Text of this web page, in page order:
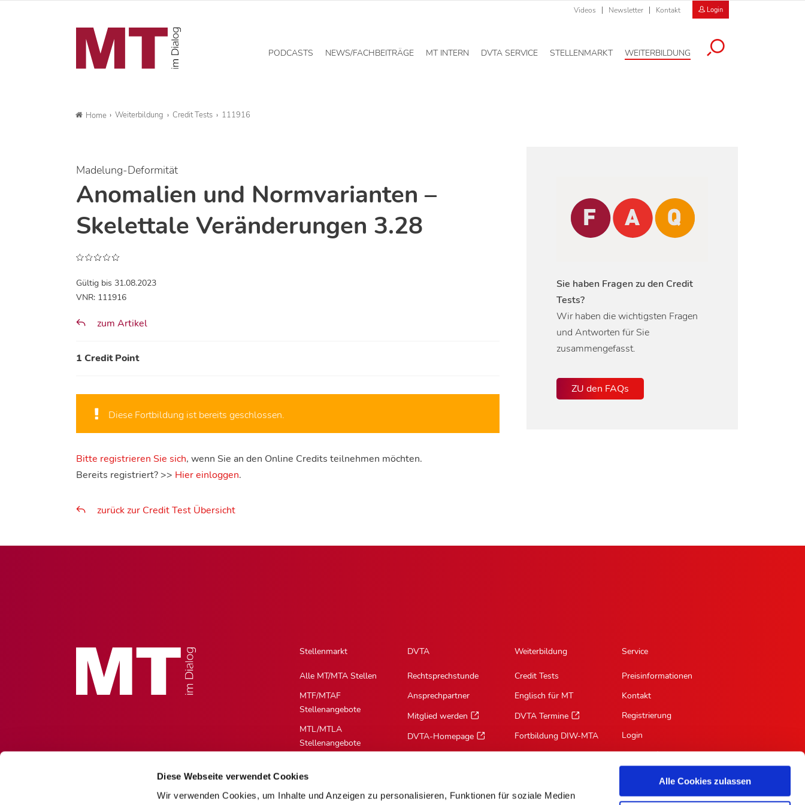
Diese Webseite verwendet Cookies
Wir verwenden Cookies, um Inhalte und Anzeigen zu personalisieren, Funktionen für soziale Medien
Alle Cookies zulassen
Videos Newsletter Kontakt Login
PODCASTS NEWS/FACHBEITRÄGE MT INTERN DVTA SERVICE STELLENMARKT WEITERBILDUNG
Home Weiterbildung Credit Tests 111916
Madelung-Deformität
Anomalien und Normvarianten –
Skelettale Veränderungen 3.28
Gültig bis 31.08.2023
VNR: 111916
zum Artikel
1 Credit Point
Diese Fortbildung ist bereits geschlossen.
Bitte registrieren Sie sich, wenn Sie an den Online Credits teilnehmen möchten.
Bereits registriert? >> Hier einloggen.
zurück zur Credit Test Übersicht
Sie haben Fragen zu den Credit
Tests?
Wir haben die wichtigsten Fragen
und Antworten für Sie
zusammengefasst.
ZU den FAQs
Stellenmarkt
Alle MT/MTA Stellen
MTF/MTAF
Stellenangebote
MTL/MTLA
Stellenangebote
Stellenangebote
MTV/VMTA
DVTA
Rechtsprechstunde
Ansprechpartner
Mitglied werden
DVTA-Homepage
Weiterbildung
Credit Tests
Englisch für MT
DVTA Termine
Fortbildung DIW-MTA
Service
Preisinformationen
Kontakt
Registrierung
Login
Mein Profil
RSS-Feed